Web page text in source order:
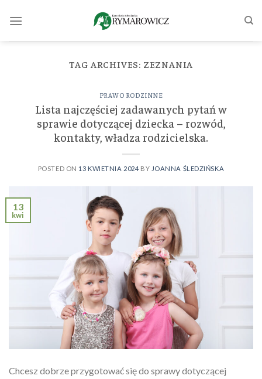
TAG ARCHIVES: ZEZNANIA
PRAWO RODZINNE
Lista najczęściej zadawanych pytań w
sprawie dotyczącej dziecka – rozwód,
kontakty, władza rodzicielska.
POSTED ON 13 KWIETNIA 2024 BY JOANNA ŚLEDZIŃSKA
13
kwi
Chcesz dobrze przygotować się do sprawy dotyczącej